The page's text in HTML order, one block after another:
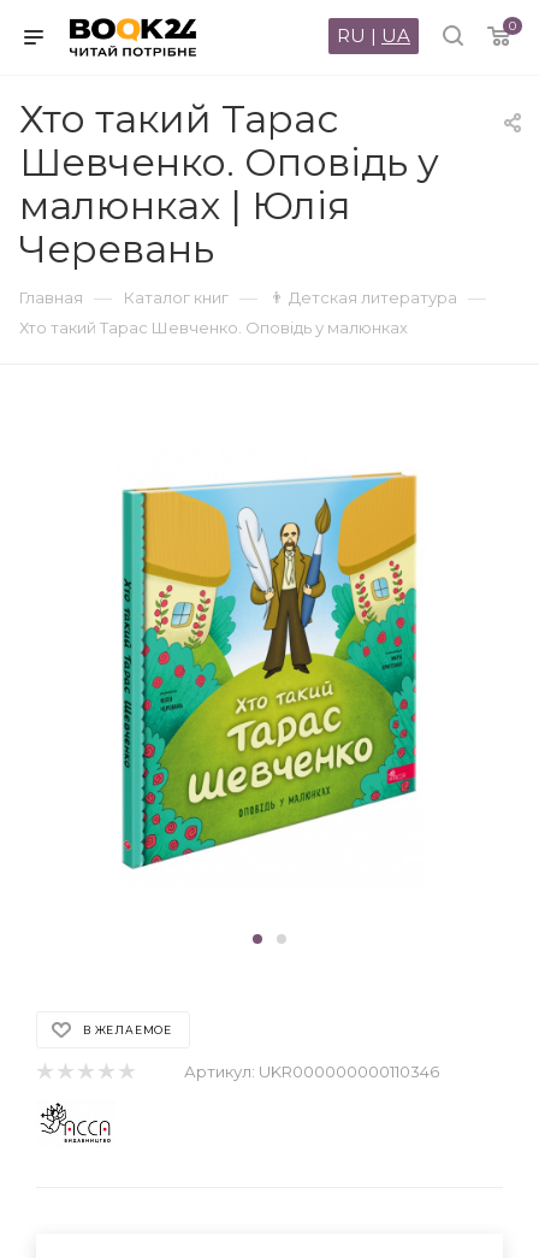
0
RU | UA
Хто такий Тарас
Шевченко. Оповідь у
малюнках | Юлія
Черевань
Главная — Каталог книг — 👨 Детская литература —
Хто такий Тарас Шевченко. Оповідь у малюнках
В ЖЕЛАЕМОЕ
Артикул: UKR000000000110346